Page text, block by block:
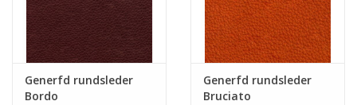
Generfd rundsleder
Bordo
Generfd rundsleder
Bruciato